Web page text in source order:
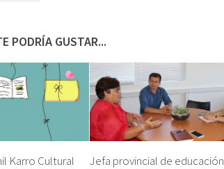
PODRÍA GUSTAR...
Karro Cultural
Jefa provincial de educación